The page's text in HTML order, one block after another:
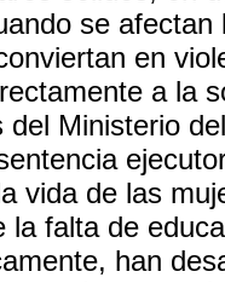
se
en
a la
del Ministerio
vida de las
la falta de
han